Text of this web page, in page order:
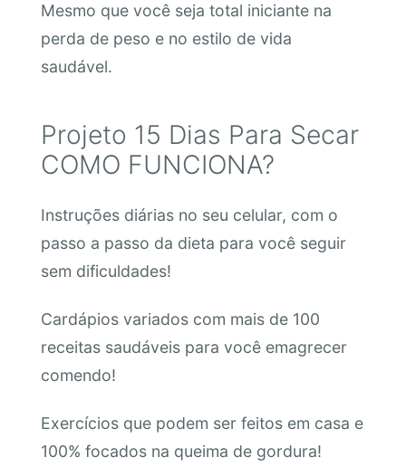
Mesmo que você seja total iniciante na
perda de peso e no estilo de vida
saudável.
Projeto 15 Dias Para Secar
COMO FUNCIONA?
Instruções diárias no seu celular, com o
passo a passo da dieta para você seguir
sem dificuldades!
Cardápios variados com mais de 100
receitas saudáveis para você emagrecer
comendo!
Exercícios que podem ser feitos em casa e
100% focados na queima de gordura!